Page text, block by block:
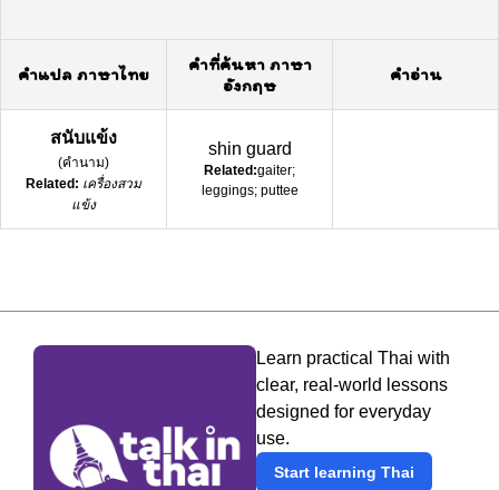
คำแปล ภาษาไทย
คำที่ค้นหา ภาษา
อังกฤษ
คำอ่าน
สนับแข้ง
(คำนาม)
Related: เครื่องสวม
แข้ง
shin guard
Related:gaiter;
leggings; puttee
Learn practical Thai with
clear, real-world lessons
designed for everyday
use.
Start learning Thai